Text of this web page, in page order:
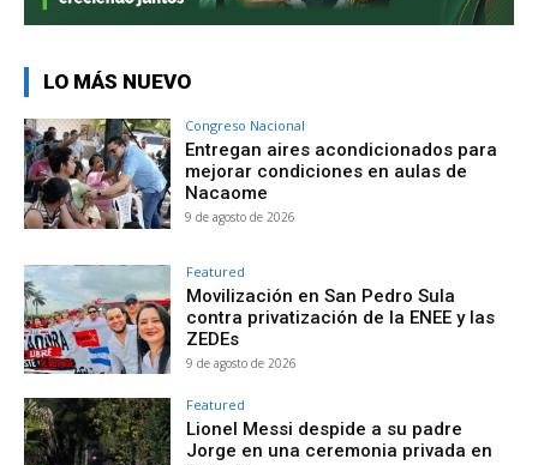
LO MÁS NUEVO
Congreso Nacional
Entregan aires acondicionados para
mejorar condiciones en aulas de
Nacaome
9 de agosto de 2026
Featured
Movilización en San Pedro Sula
contra privatización de la ENEE y las
ZEDEs
9 de agosto de 2026
Featured
Lionel Messi despide a su padre
Jorge en una ceremonia privada en